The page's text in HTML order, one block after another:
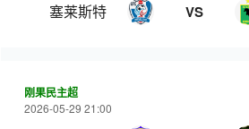
塞莱斯特 VS
刚果民主超
2026-05-29 21:00